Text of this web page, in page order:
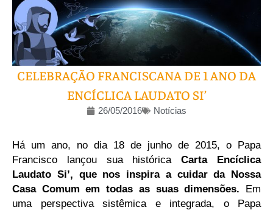
CELEBRAÇÃO FRANCISCANA DE 1 ANO DA
ENCÍCLICA LAUDATO SI’
26/05/2016 Notícias
Há um ano, no dia 18 de junho de 2015, o Papa
Francisco lançou sua histórica Carta Encíclica
Laudato Si’, que nos inspira a cuidar da Nossa
Casa Comum em todas as suas dimensões. Em
uma perspectiva sistêmica e integrada, o Papa